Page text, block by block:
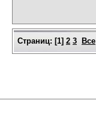
Страниц: [1] 2 3 Все